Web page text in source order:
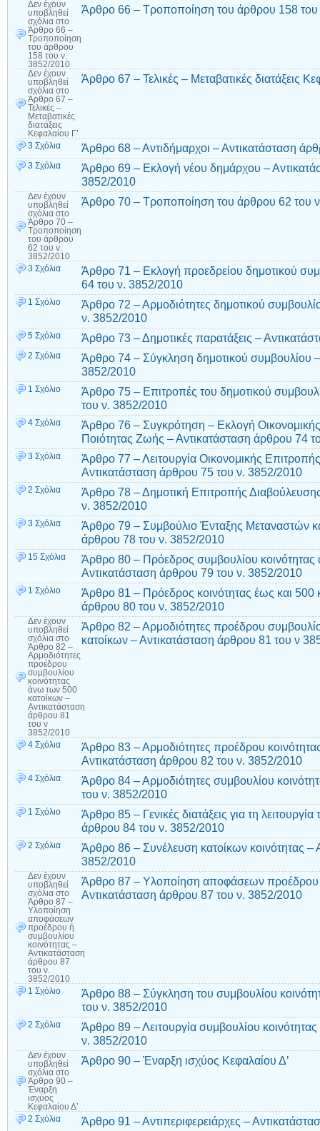
Δεν έχουν
υποβληθεί
σχόλια στο
Άρθρο 66 –
Τροποποίηση
του άρθρου
158 του ν.
3852/2010
Άρθρο 66 – Τροποποίηση του άρθρου 158
Δεν έχουν
υποβληθεί
σχόλια στο
Άρθρο 67 –
Τελικές –
Μεταβατικές
διατάξεις
Κεφαλαίου Γ’
Άρθρο 67 – Τελικές – Μεταβατικές διατάξεις
3 Σχόλια Άρθρο 68 – Αντιδήμαρχοι – Αντικατάσταση
3 Σχόλια
Άρθρο 69 – Εκλογή νέου δημάρχου –
3852/2010
Δεν έχουν
υποβληθεί
σχόλια στο
Άρθρο 70 –
Τροποποίηση
του άρθρου
62 του ν.
3852/2010
Άρθρο 70 – Τροποποίηση του άρθρου 62 του
3 Σχόλια
Άρθρο 71 – Εκλογή προεδρείου δημοτικού
64 του ν. 3852/2010
1 Σχόλιο
Άρθρο 72 – Αρμοδιότητες δημοτικού
ν. 3852/2010
5 Σχόλια Άρθρο 73 – Δημοτικές παρατάξεις –
2 Σχόλια
Άρθρο 74 – Σύγκληση δημοτικού συμβουλίου
3852/2010
1 Σχόλιο
Άρθρο 75 – Επιτροπές του δημοτικού
του ν. 3852/2010
4 Σχόλια
Άρθρο 76 – Συγκρότηση – Εκλογή
Ποιότητας Ζωής – Αντικατάσταση άρθρου 74
3 Σχόλια
Άρθρο 77 – Λειτουργία Οικονομικής
Αντικατάσταση άρθρου 75 του ν. 3852/2010
2 Σχόλια
Άρθρο 78 – Δημοτική Επιτροπής
ν. 3852/2010
3 Σχόλια
Άρθρο 79 – Συμβούλιο Ένταξης Μεταναστών
άρθρου 78 του ν. 3852/2010
15 Σχόλια
Άρθρο 80 – Πρόεδρος συμβουλίου
Αντικατάσταση άρθρου 79 του ν. 3852/2010
1 Σχόλιο
Άρθρο 81 – Πρόεδρος κοινότητας έως και 500
άρθρου 80 του ν. 3852/2010
Δεν έχουν
υποβληθεί
σχόλια στο
Άρθρο 82 –
Αρμοδιότητες
προέδρου
συμβουλίου
κοινότητας
άνω των 500
κατοίκων –
Αντικατάσταση
άρθρου 81
του ν
3852/2010
Άρθρο 82 – Αρμοδιότητες προέδρου
κατοίκων – Αντικατάσταση άρθρου 81 του ν
4 Σχόλια
Άρθρο 83 – Αρμοδιότητες προέδρου
Αντικατάσταση άρθρου 82 του ν. 3852/2010
4 Σχόλια
Άρθρο 84 – Αρμοδιότητες συμβουλίου
του ν. 3852/2010
1 Σχόλιο
Άρθρο 85 – Γενικές διατάξεις για τη
άρθρου 84 του ν. 3852/2010
2 Σχόλια
Άρθρο 86 – Συνέλευση κατοίκων κοινότητας –
3852/2010
Δεν έχουν
υποβληθεί
σχόλια στο
Άρθρο 87 –
Υλοποίηση
αποφάσεων
προέδρου ή
συμβουλίου
κοινότητας –
Αντικατάσταση
άρθρου 87
του ν.
3852/2010
Άρθρο 87 – Υλοποίηση αποφάσεων προέδρου
Αντικατάσταση άρθρου 87 του ν. 3852/2010
1 Σχόλιο
Άρθρο 88 – Σύγκληση του συμβουλίου
του ν. 3852/2010
2 Σχόλια
Άρθρο 89 – Λειτουργία συμβουλίου
ν. 3852/2010
Δεν έχουν
υποβληθεί
σχόλια στο
Άρθρο 90 –
Έναρξη
ισχύος
Κεφαλαίου Δ’
Άρθρο 90 – Έναρξη ισχύος Κεφαλαίου Δ’
2 Σχόλια Άρθρο 91 – Αντιπεριφερειάρχες –